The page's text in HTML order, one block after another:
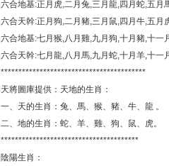
六合地基:正月虎,二月兔,三月龍,四月蛇,五月
六合天幹:正月狗,二月豬,三月鼠,四月牛,五月
六合地基:七月猴,八月雞,九月狗,十月豬,十一
六合天幹:七月龍,八月馬,九月蛇,十月羊,十一
*****************************************
天將圖庫提供：天地的生肖：
一、天的生肖：兔、馬、猴、豬、牛、龍 。
二、地的生肖：蛇、羊、雞、狗、鼠、虎。
***************************************
陰陽生肖：